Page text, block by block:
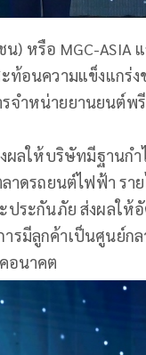
) หรือ MGC-ASIA
ท้อนความแข็งแกร่ง
รจำหน่ายยานยนต์พ
ผลให้บริษัทมีฐานกำ
าดรถยนต์ไฟฟ้า รา
ประกันภัย ส่งผลให้
รมีลูกค้าเป็นศูนย์กล
อนาคต